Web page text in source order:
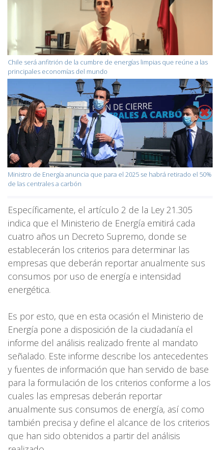
Chile será anfitrión de la cumbre de energías limpias que reúne a las
principales economías del mundo
Ministro de Energía anuncia que para el 2025 se habrá retirado el 50%
de las centrales a carbón
Específicamente, el artículo 2 de la Ley 21.305
indica que el Ministerio de Energía emitirá cada
cuatro años un Decreto Supremo, donde se
establecerán los criterios para determinar las
empresas que deberán reportar anualmente sus
consumos por uso de energía e intensidad
energética.
Es por esto, que en esta ocasión el Ministerio de
Energía pone a disposición de la ciudadanía el
informe del análisis realizado frente al mandato
señalado. Este informe describe los antecedentes
y fuentes de información que han servido de base
para la formulación de los criterios conforme a los
cuales las empresas deberán reportar
anualmente sus consumos de energía, así como
también precisa y define el alcance de los criterios
que han sido obtenidos a partir del análisis